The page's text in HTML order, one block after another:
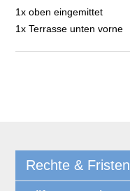
1x oben eingemittet
1x Terrasse unten vorne
Rechte & Fristen